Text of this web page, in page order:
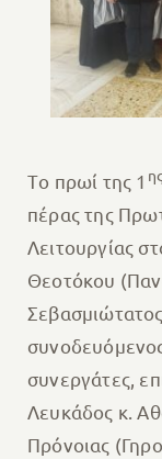
Tο πρωί της 1 ης
πέρας της
Λειτουργίας
Θεοτόκου
συνεργάτες,
Λευκάδος κ.
Πρόνοιας